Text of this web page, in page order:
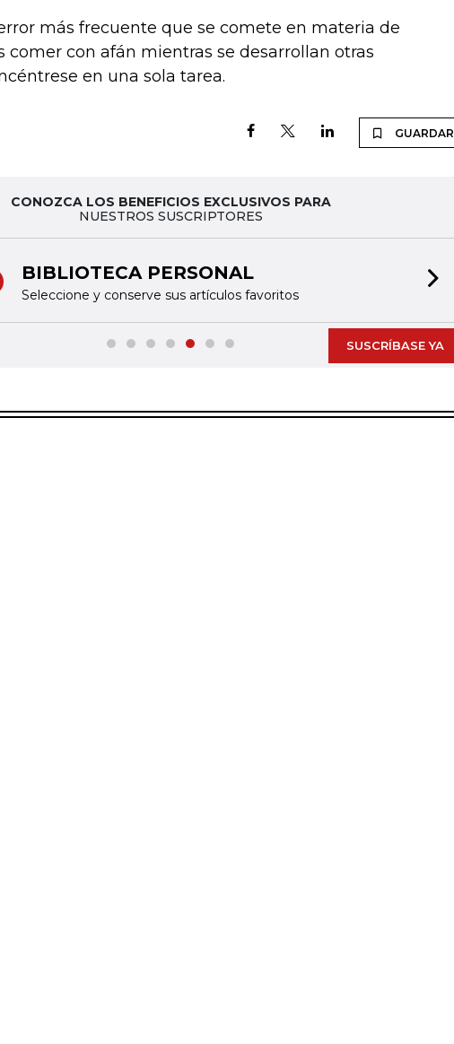
más frecuente que se comete en materia de
comer con afán mientras se desarrollan otras
en una sola tarea.
GUARDAR
CONOZCA LOS BENEFICIOS EXCLUSIVOS PARA
NUESTROS SUSCRIPTORES
BIBLIOTECA PERSONAL
Seleccione y conserve sus artículos favoritos
SUSCRÍBASE YA